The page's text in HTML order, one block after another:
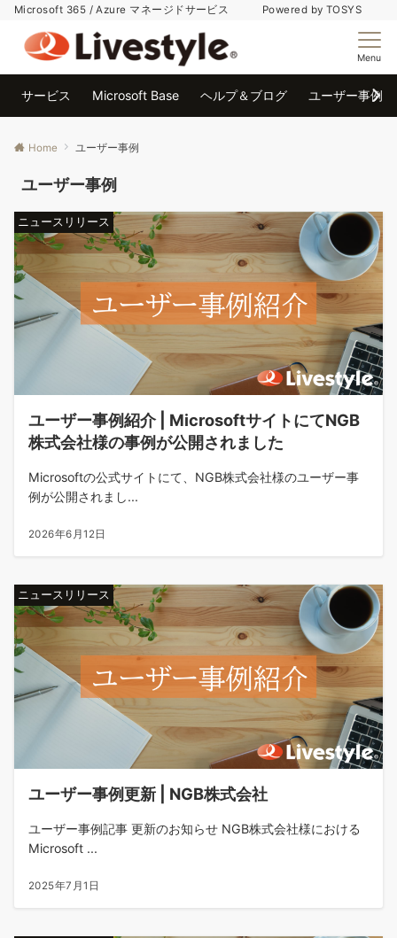
Microsoft 365 / Azure マネージドサービス Powered by TOSYS
Menu
サービス Microsoft Base ヘルプ＆ブログ ユーザー事例
Home ユーザー事例
ユーザー事例
ニュースリリース
ユーザー事例紹介 | MicrosoftサイトにてNGB
株式会社様の事例が公開されました
Microsoftの公式サイトにて、NGB株式会社様のユーザー事
例が公開されまし...
2026年6月12日
ニュースリリース
ユーザー事例更新 | NGB株式会社
ユーザー事例記事 更新のお知らせ NGB株式会社様における
Microsoft ...
2025年7月1日